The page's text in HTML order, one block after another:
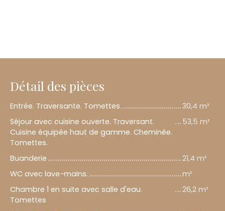
Détail des pièces
Entrée. Traversante. Tomettes.
30,4 m²
Séjour avec cuisine ouverte. Traversant.
Cuisine équipée haut de gamme. Cheminée.
Tomettes.
53,5 m²
Buanderie
21,4 m²
WC avec lave-mains.
m²
Chambre 1 en suite avec salle d'eau.
Tomettes
26,2 m²